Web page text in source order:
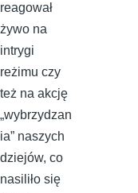
reagował
żywo na
intrygi
reżimu czy
też na akcję
„wybrzydzan
ia” naszych
dziejów, co
nasiliło się